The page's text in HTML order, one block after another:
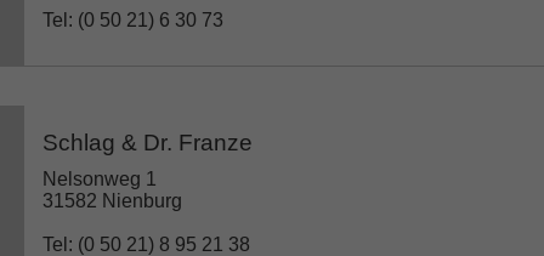
Tel: (0 50 21) 6 30 73
Schlag & Dr. Franze
Nelsonweg 1
31582 Nienburg
Tel: (0 50 21) 8 95 21 38